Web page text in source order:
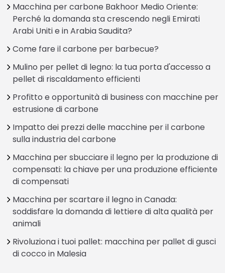
Macchina per carbone Bakhoor Medio Oriente:
Perché la domanda sta crescendo negli Emirati
Arabi Uniti e in Arabia Saudita?
Come fare il carbone per barbecue?
Mulino per pellet di legno: la tua porta d'accesso a
pellet di riscaldamento efficienti
Profitto e opportunità di business con macchine per
estrusione di carbone
Impatto dei prezzi delle macchine per il carbone
sulla industria del carbone
Macchina per sbucciare il legno per la produzione di
compensati: la chiave per una produzione efficiente
di compensati
Macchina per scartare il legno in Canada:
soddisfare la domanda di lettiere di alta qualità per
animali
Rivoluziona i tuoi pallet: macchina per pallet di gusci
di cocco in Malesia